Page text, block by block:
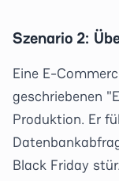
Szenario 2:
Eine E-
geschriebenen
Produktion. Er
Black Friday